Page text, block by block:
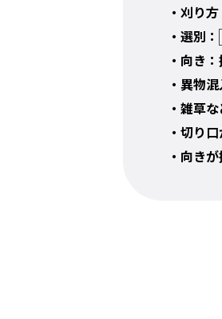
・刈り
・選別：
・向き
・異物混
・雑草
・切り
・向き